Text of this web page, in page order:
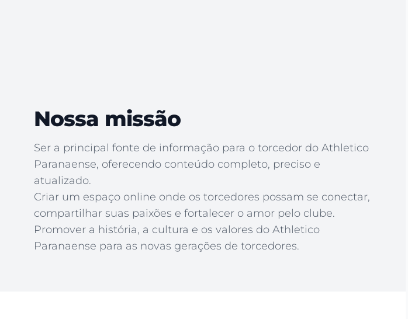
Nossa missão
Ser a principal fonte de informação para o torcedor do Athletico
Paranaense, oferecendo conteúdo completo, preciso e
atualizado.
Criar um espaço online onde os torcedores possam se conectar,
compartilhar suas paixões e fortalecer o amor pelo clube.
Promover a história, a cultura e os valores do Athletico
Paranaense para as novas gerações de torcedores.